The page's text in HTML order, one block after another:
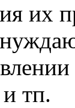
их
тп.